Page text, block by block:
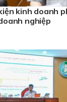
kinh doanh
nghiệp